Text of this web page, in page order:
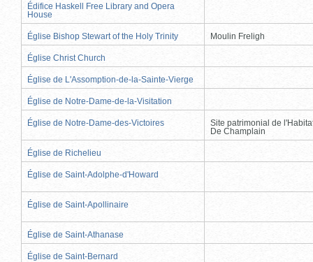
Édifice Haskell Free Library and Opera
House
Église Bishop Stewart of the Holy Trinity Moulin Freligh
Église Christ Church
Église de L'Assomption-de-la-Sainte-Vierge
Église de Notre-Dame-de-la-Visitation
Église de Notre-Dame-des-Victoires
Site patrimonial de
De Champlain
Église de Richelieu
Église de Saint-Adolphe-d'Howard
Église de Saint-Apollinaire
Église de Saint-Athanase
Église de Saint-Bernard